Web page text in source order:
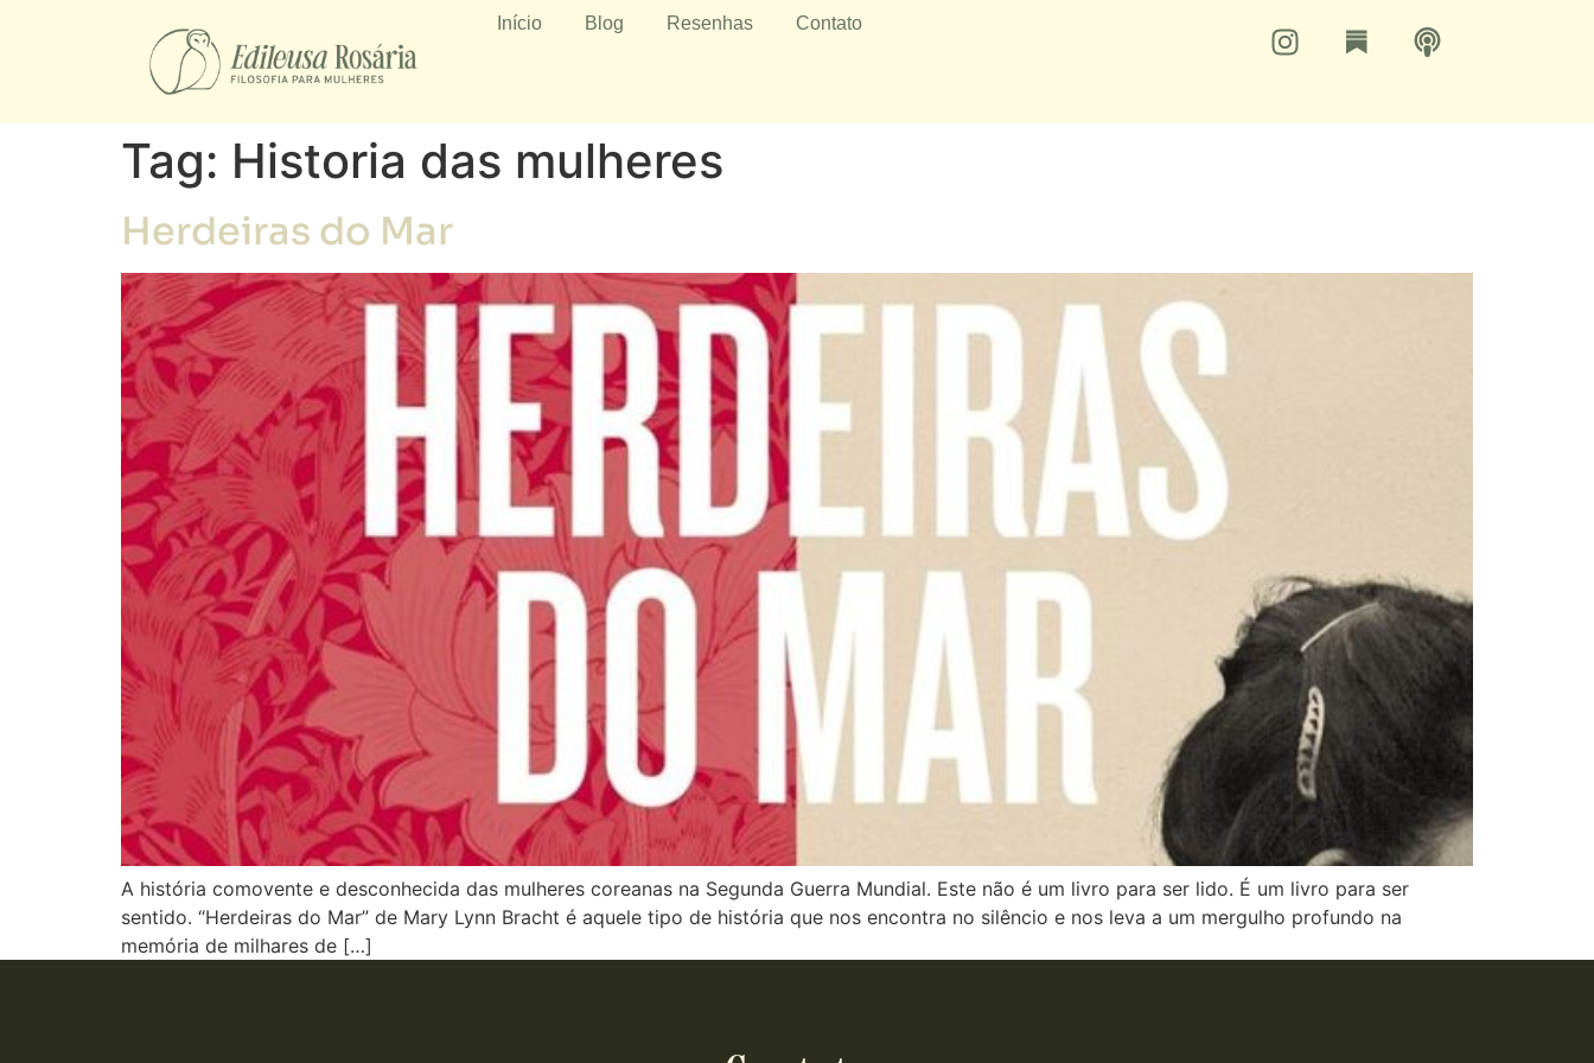
Início Blog Resenhas Contato
Tag: Historia das mulheres
Herdeiras do Mar
A história comovente e desconhecida das mulheres coreanas na Segunda Guerra Mundial. Este não é um livro para ser lido. É um livro para ser
sentido. “Herdeiras do Mar” de Mary Lynn Bracht é aquele tipo de história que nos encontra no silêncio e nos leva a um mergulho profundo na
memória de milhares de […]